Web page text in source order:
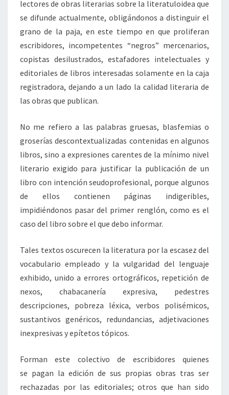
lectores de obras literarias sobre la literatuloidea que
se difunde actualmente, obligándonos a distinguir el
grano de la paja, en este tiempo en que proliferan
escribidores, incompetentes “negros” mercenarios,
copistas desilustrados, estafadores intelectuales y
editoriales de libros interesadas solamente en la caja
registradora, dejando a un lado la calidad literaria de
las obras que publican.
No me refiero a las palabras gruesas, blasfemias o
groserías descontextualizadas contenidas en algunos
libros, sino a expresiones carentes de la mínimo nivel
literario exigido para justificar la publicación de un
libro con intención seudoprofesional, porque algunos
de ellos contienen páginas indigeribles,
impidiéndonos pasar del primer renglón, como es el
caso del libro sobre el que debo informar.
Tales textos oscurecen la literatura por la escasez del
vocabulario empleado y la vulgaridad del lenguaje
exhibido, unido a errores ortográficos, repetición de
nexos, chabacanería expresiva, pedestres
descripciones, pobreza léxica, verbos polisémicos,
sustantivos genéricos, redundancias, adjetivaciones
inexpresivas y epítetos tópicos.
Forman este colectivo de escribidores quienes
se pagan la edición de sus propias obras tras ser
rechazadas por las editoriales; otros que han sido